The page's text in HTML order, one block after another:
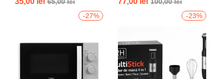
5.00din 5 65,00lei 100,00lei
-27%
-23%